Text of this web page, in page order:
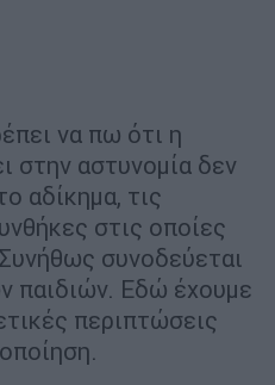
να πω ότι η
στην αστυνομία δεν
αδίκημα, τις
στις οποίες
συνοδεύεται
παιδιών. Εδώ έχουμε
περιπτώσεις